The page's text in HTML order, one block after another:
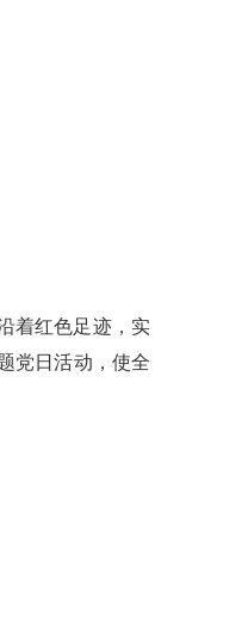
着红色足迹，实
党日活动，使全